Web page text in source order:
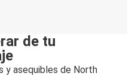
de tu
y asequibles de North